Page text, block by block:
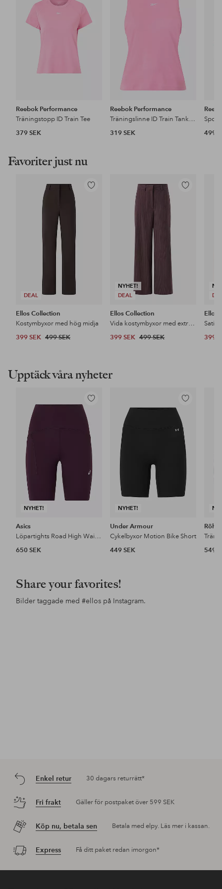
i
favoriter
Reebok Performance
Träningstopp ID Train Tee
379 SEK
i
favoriter
Reebok Performance
Träningslinne ID Train Tank DP
319 SEK
499
Favoriter just nu
DEAL
Lägg
Ellos Collection
Kostymbyxor med hög midja
399 SEK 499 SEK
NYHET!
DEAL
Lägg
Ellos Collection
Vida kostymbyxor med extra hög midja
399 SEK 499 SEK
Ellos
399
Upptäck våra nyheter
NYHET!
Lägg
till
favoriter
Asics
Löpartights Road High Waist 8in Sprinter
650 SEK
NYHET!
Lägg
till
favoriter
Under Armour
Cykelbyxor Motion Bike Short
449 SEK
549
Share your favorites!
Bilder taggade med #ellos på Instagram.
Enkel retur 30 dagars returrätt*
Fri frakt Gäller för postpaket över 599 SEK
Köp nu, betala sen Betala med elpy. Läs mer i kassan.
Express Få ditt paket redan imorgon*